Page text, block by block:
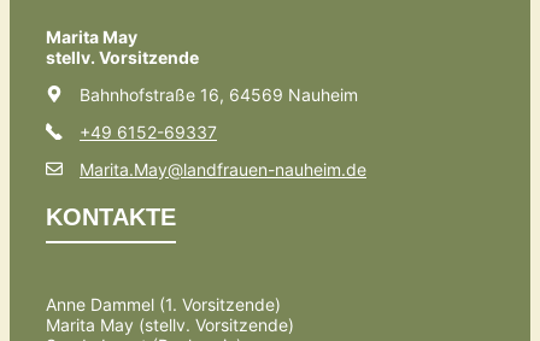
Marita May
stellv. Vorsitzende
Bahnhofstraße 16, 64569 Nauheim
+49 6152-69337
Marita.May@landfrauen-nauheim.de
KONTAKTE
Anne Dammel (1. Vorsitzende)
Marita May (stellv. Vorsitzende)